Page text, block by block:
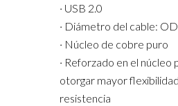
· USB 2.0
· Diámetro del cable:
· Núcleo de cobre puro
· Reforzado en el núcleo
otorgar mayor
resistencia